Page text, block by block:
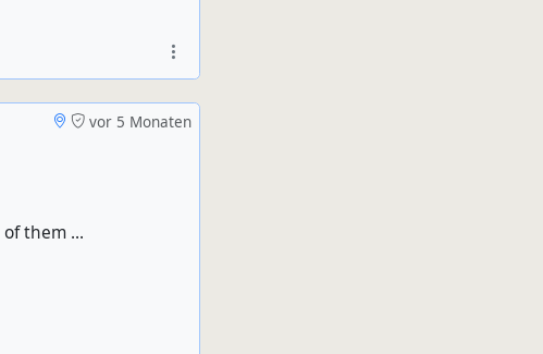
vor 5 Monaten
them ...